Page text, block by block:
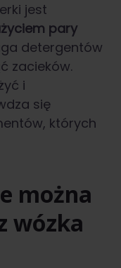
jest
pary
detergentów
zacieków.
i
się
których
można
wózka